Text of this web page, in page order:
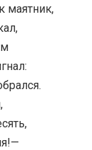
маятник,